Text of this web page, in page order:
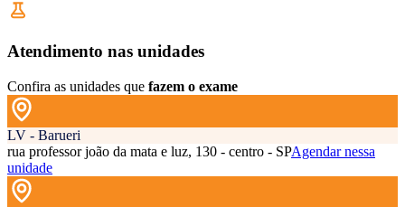
Atendimento nas unidades
Confira as unidades que fazem o exame
LV - Barueri
rua professor joão da mata e luz, 130 - centro - SPAgendar nessa
unidade